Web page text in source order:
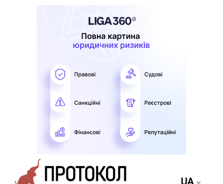
UA